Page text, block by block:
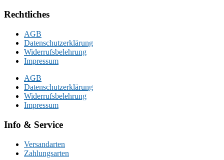
Rechtliches
AGB
Datenschutzerklärung
Widerrufsbelehrung
Impressum
AGB
Datenschutzerklärung
Widerrufsbelehrung
Impressum
Info & Service
Versandarten
Zahlungsarten